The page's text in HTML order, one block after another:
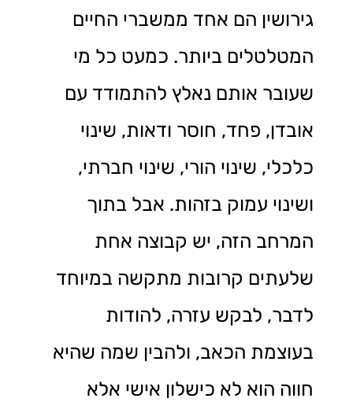
גירושין הם אחד ממשברי החיים
המטלטלים ביותר. כמעט כל מי
שעובר אותם נאלץ להתמודד עם
אובדן, פחד, חוסר ודאות, שינוי
כלכלי, שינוי הורי, שינוי חברתי,
ושינוי עמוק בזהות. אבל בתוך
המרחב הזה, יש קבוצה אחת
שלעתים קרובות מתקשה במיוחד
לדבר, לבקש עזרה, להודות
בעוצמת הכאב, ולהבין שמה שהיא
חווה הוא לא כישלון אישי אלא